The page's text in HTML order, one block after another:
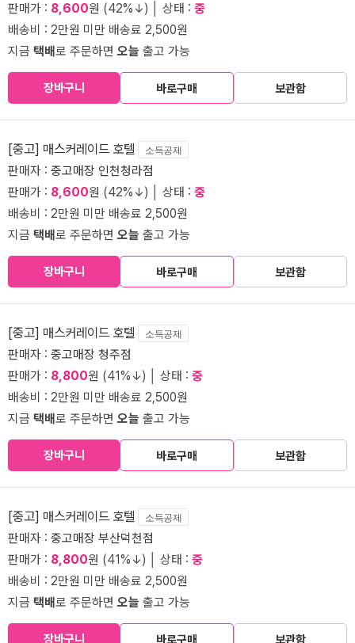
판매가 : 8,600원 (42%↓) │ 상태 : 중
배송비 : 2만원 미만 배송료 2,500원
지금 택배로 주문하면오늘 출고 가능
장바구니 바로구매 보관함
[중고] 매스커레이드 호텔 소득공제
판매자 : 중고매장 인천청라점
판매가 : 8,600원 (42%↓) │ 상태 : 중
배송비 : 2만원 미만 배송료 2,500원
지금 택배로 주문하면오늘 출고 가능
장바구니 바로구매 보관함
[중고] 매스커레이드 호텔 소득공제
판매자 : 중고매장 청주점
판매가 : 8,800원 (41%↓) │ 상태 : 중
배송비 : 2만원 미만 배송료 2,500원
지금 택배로 주문하면오늘 출고 가능
장바구니 바로구매 보관함
[중고] 매스커레이드 호텔 소득공제
판매자 : 중고매장 부산덕천점
판매가 : 8,800원 (41%↓) │ 상태 : 중
배송비 : 2만원 미만 배송료 2,500원
지금 택배로 주문하면오늘 출고 가능
장바구니 바로구매 보관함